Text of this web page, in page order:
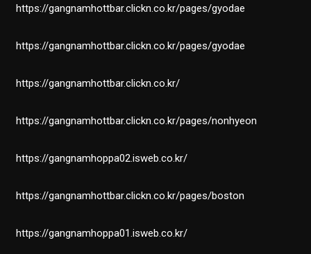
https://gangnamhottbar.clickn.co.kr/pages/gyodae
https://gangnamhottbar.clickn.co.kr/pages/gyodae
https://gangnamhottbar.clickn.co.kr/
https://gangnamhottbar.clickn.co.kr/pages/nonhyeon
https://gangnamhoppa02.isweb.co.kr/
https://gangnamhottbar.clickn.co.kr/pages/boston
https://gangnamhoppa01.isweb.co.kr/